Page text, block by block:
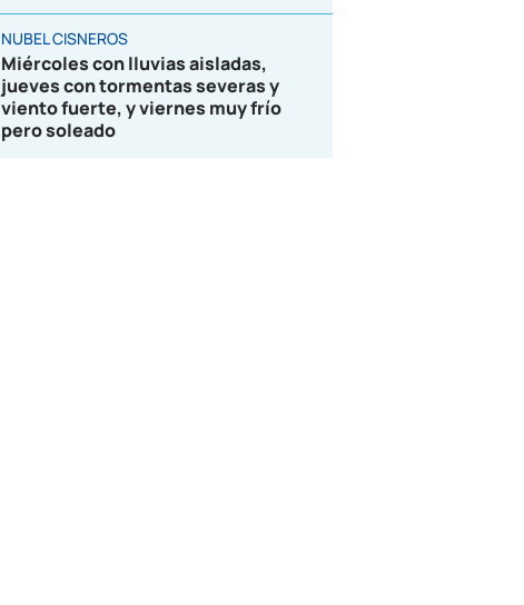
NUBEL CISNEROS
Miércoles con lluvias aisladas,
jueves con tormentas severas y
viento fuerte, y viernes muy frío
pero soleado